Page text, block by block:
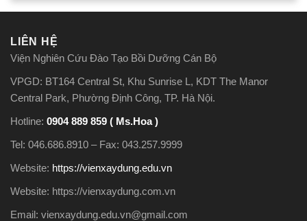
LIÊN HỆ
Viện Nghiên Cứu Đào Tạo Bồi Dưỡng Cán Bộ
VPGD: BT164 Central St, Khu Sunrise L, KDT The Manor
Central Park, Phường Định Công, TP. Hà Nội.
Hotline: 0904 889 859 ( Ms.Hoa )
Tel: 046.686.8910 – Fax: 043.257.9999
Website: https://vienxaydung.edu.vn
Website: https://vienxaydung.com.vn
Email: vienxaydung.edu.vn@gmail.com